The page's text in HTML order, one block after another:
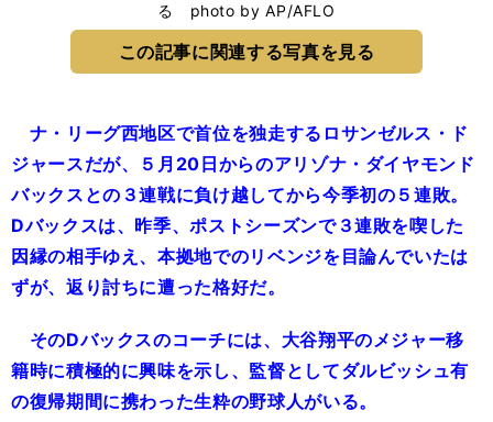
る photo by AP/AFLO
この記事に関連する写真を見る
ナ・リーグ西地区で首位を独走するロサンゼルス・ド
ジャースだが、５月20日からのアリゾナ・ダイヤモンド
バックスとの３連戦に負け越してから今季初の５連敗。
Dバックスは、昨季、ポストシーズンで３連敗を喫した
因縁の相手ゆえ、本拠地でのリベンジを目論んでいたは
ずが、返り討ちに遭った格好だ。
そのDバックスのコーチには、大谷翔平のメジャー移
籍時に積極的に興味を示し、監督としてダルビッシュ有
の復帰期間に携わった生粋の野球人がいる。